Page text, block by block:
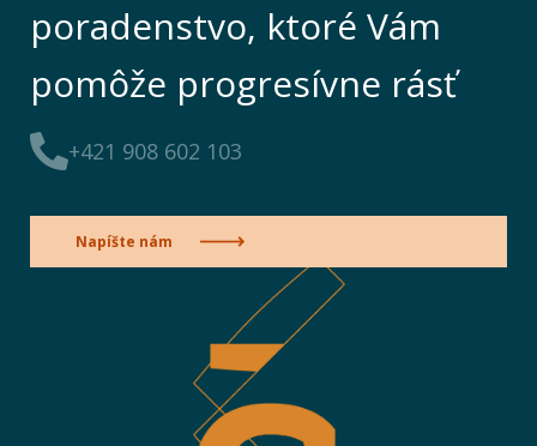
poradenstvo, ktoré Vám
pomôže progresívne rásť
+421 908 602 103
Napíšte nám